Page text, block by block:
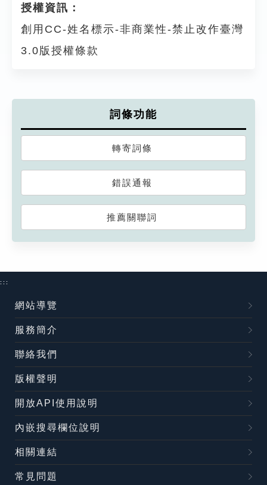
授權資訊：
創用CC-姓名標示-非商業性-禁止改作臺灣
3.0版授權條款
詞條功能
轉寄詞條
錯誤通報
推薦關聯詞
:::
網站導覽
服務簡介
聯絡我們
版權聲明
開放API使用說明
內嵌搜尋欄位說明
相關連結
常見問題